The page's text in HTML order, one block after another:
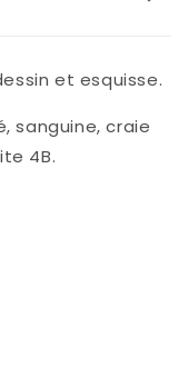
et esquisse.
sanguine, craie
4B.